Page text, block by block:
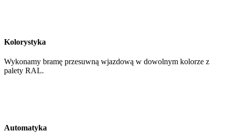
Kolorystyka
Wykonamy bramę przesuwną wjazdową w dowolnym kolorze z
palety RAL.
Automatyka